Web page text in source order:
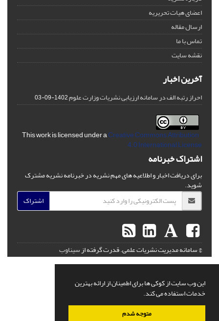
این وب سایت از کوکی ها برای اطمینان از ارائه بهترین
خدمات استفاده می کند.
متوجه شدم
اعضای هیات تحریریه
ارسال مقاله
تماس با ما
نقشه سایت
آخرین اخبار
احراز رتبه الف در سامانه ارزیابی نشریات وزارت علوم1402-09-03
Creative Commons Attribution
4.0 International License
اشتراک خبرنامه
برای دریافت اخبار و اطلاعیه های مهم نشریه در خبرنامه نشریه مشترک
شوید.
اشتراک
© سامانه مدیریت نشریات علمی.قدرت گرفته ازسیناوب